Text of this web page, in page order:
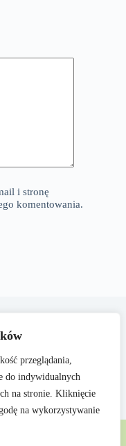
przeglądania,
do indywidualnych
na stronie. Kliknięcie
na wykorzystywanie
i stronę
komentowania.
edukacja,
inspirujących
i zawodowy.
i dostępne
w danym